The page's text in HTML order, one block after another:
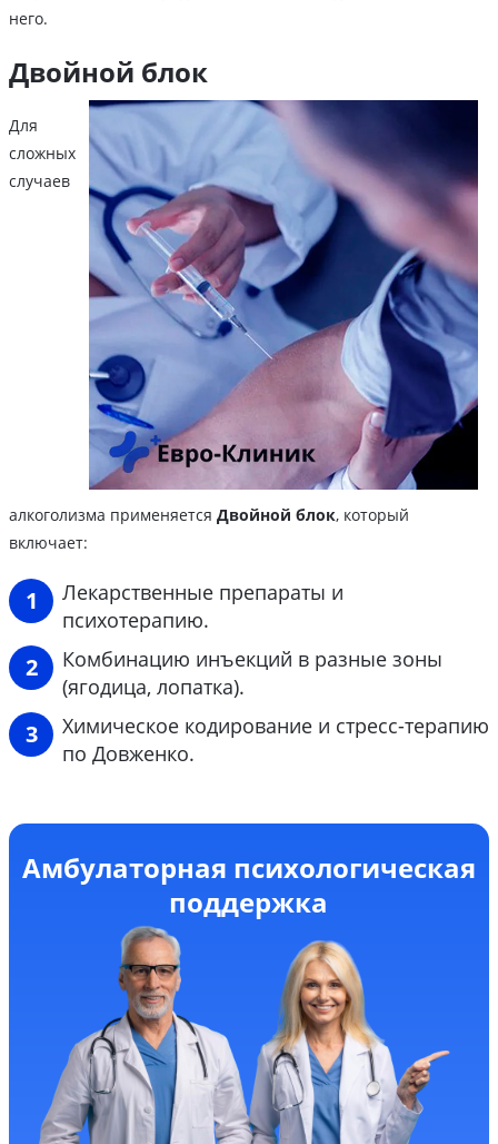
него.
Двойной блок
Для
сложных
случаев
алкоголизма применяется Двойной блок, который
включает:
Лекарственные препараты и
психотерапию.
Комбинацию инъекций в разные зоны
(ягодица, лопатка).
Химическое кодирование и стресс-терапию
по Довженко.
Амбулаторная психологическая
поддержка